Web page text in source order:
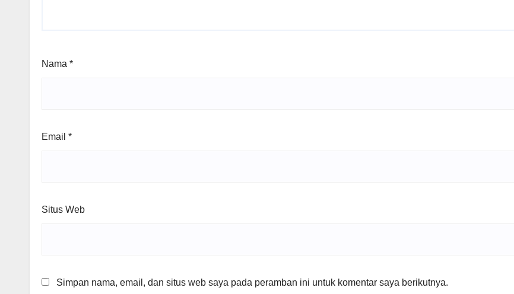
Nama *
Email *
Situs Web
Simpan nama, email, dan situs web saya pada peramban ini untuk komentar saya berikutnya.